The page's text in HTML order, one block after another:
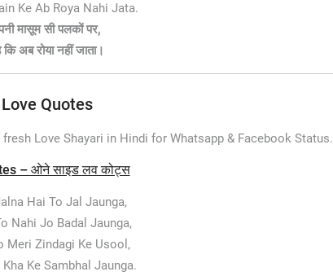
Ke Ab Roya Nahi Jata.
मासूम सी पलकों पर,
अब रोया नहीं जाता।
Quotes
Love Shayari in Hindi for Whatsapp & Facebook Status.
– ओने साइड लव कोट्स
Hai To Jal Jaunga,
Nahi Jo Badal Jaunga,
Meri Zindagi Ke Usool,
Ke Sambhal Jaunga.